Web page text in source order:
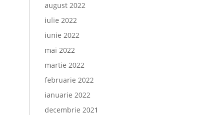
august 2022
iulie 2022
iunie 2022
mai 2022
martie 2022
februarie 2022
ianuarie 2022
decembrie 2021